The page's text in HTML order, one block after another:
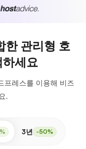
한 관리형 호
세요
프레스를 이용해 비즈
.
3년 -50%